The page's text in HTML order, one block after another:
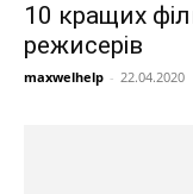
10 кращих
режисерів
maxwelhelp - 22.04.2020